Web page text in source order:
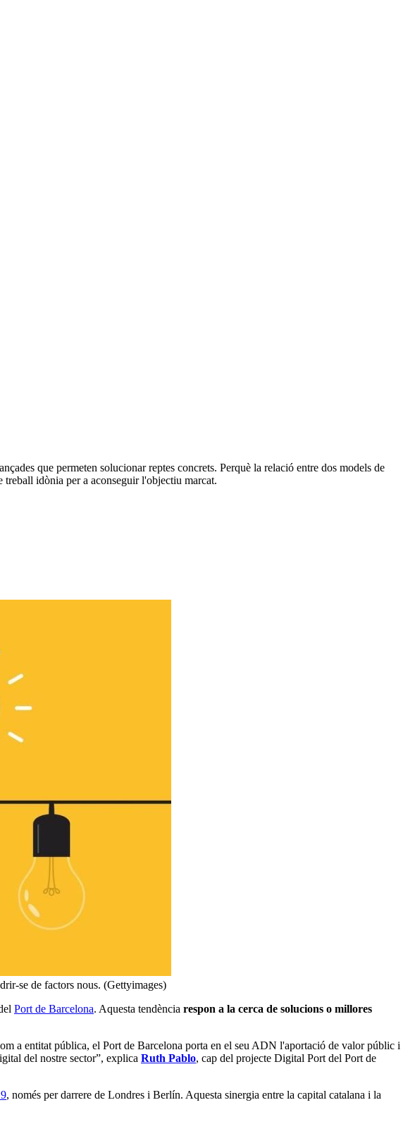
que permeten solucionar reptes concrets. Perquè la relació entre dos models de
treball idònia per a aconseguir l'objectiu marcat.
se de factors nous. (Gettyimages)
Port de Barcelona. Aquesta tendència respon a la cerca de solucions o millores
a entitat pública, el Port de Barcelona porta en el seu ADN l'aportació de valor públic i
del nostre sector”, explica Ruth Pablo, cap del projecte Digital Port del Port de
, només per darrere de Londres i Berlín. Aquesta sinergia entre la capital catalana i la